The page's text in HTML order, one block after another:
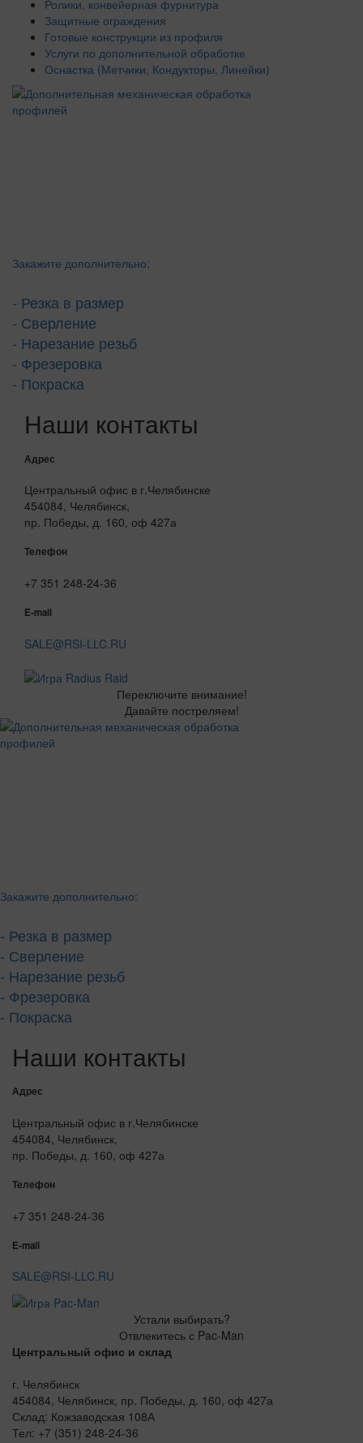
Ролики, конвейерная фурнитура
Защитные ограждения
Готовые конструкции из профиля
Услуги по дополнительной обработке
Оснастка (Метчики, Кондукторы, Линейки)
Закажите дополнительно:
- Резка в размер
- Сверление
- Нарезание резьб
- Фрезеровка
- Покраска
Наши контакты
Адрес
Центральный офис в г.Челябинске
454084, Челябинск,
пр. Победы, д. 160, оф 427а
Телефон
+7 351 248-24-36
E-mail
SALE@RSI-LLC.RU
Переключите внимание!
Давайте постреляем!
Закажите дополнительно:
- Резка в размер
- Сверление
- Нарезание резьб
- Фрезеровка
- Покраска
Наши контакты
Адрес
Центральный офис в г.Челябинске
454084, Челябинск,
пр. Победы, д. 160, оф 427а
Телефон
+7 351 248-24-36
E-mail
SALE@RSI-LLC.RU
Устали выбирать?
Отвлекитесь с Pac-Man
Центральный офис и склад
г. Челябинск
454084, Челябинск, пр. Победы, д. 160, оф 427а
Склад: Кожзаводская 108А
Тел: +7 (351) 248-24-36